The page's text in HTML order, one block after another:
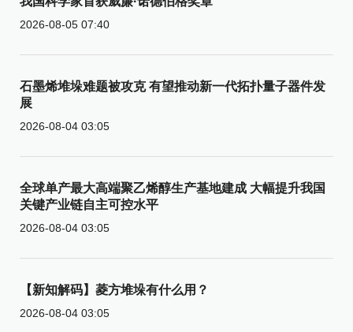
2026-08-05 07:40
石墨烯堆垛难题被攻克 有望推动新一代拓扑量子器件发
展
2026-08-04 03:05
全球单产最大高端聚乙烯醇生产基地建成 大幅提升我国
关键产业链自主可控水平
2026-08-04 03:05
【新知解码】菱方堆垛有什么用？
2026-08-04 03:05